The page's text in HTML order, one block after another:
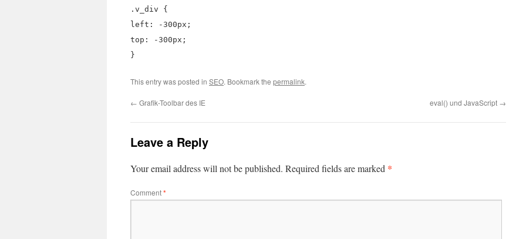
.v_div {
left: -300px;
top: -300px;
}
This entry was posted in SEO. Bookmark the permalink.
← Grafik-Toolbar des IE eval() und JavaScript →
Leave a Reply
Your email address will not be published. Required fields are marked *
Comment*